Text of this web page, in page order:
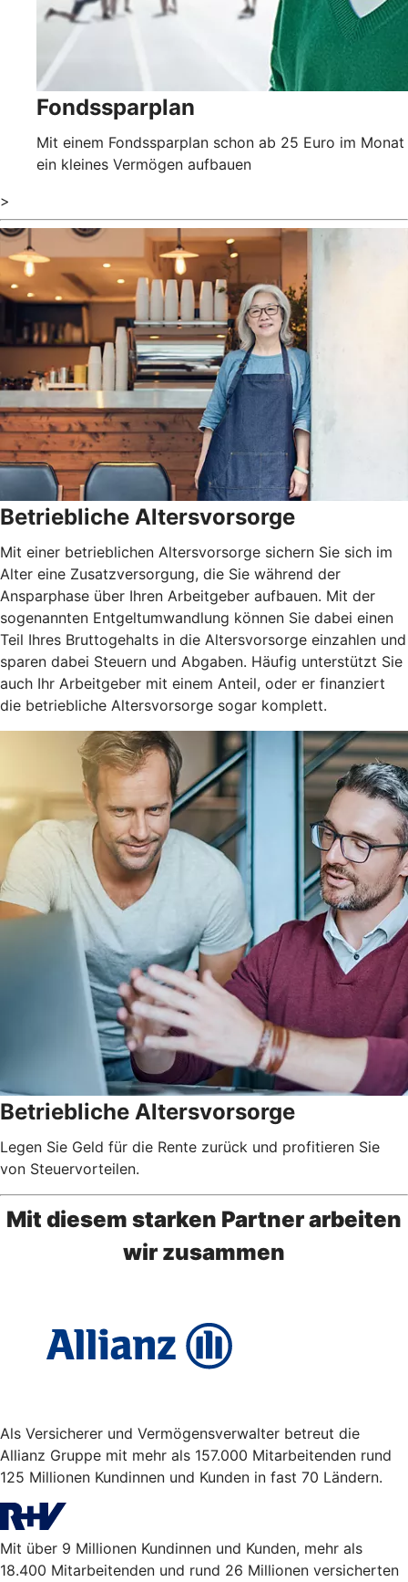
Fondssparplan
Mit einem Fondssparplan schon ab 25 Euro im Monat
ein kleines Vermögen aufbauen
>
Betriebliche Altersvorsorge
Mit einer betrieblichen Altersvorsorge sichern Sie sich im
Alter eine Zusatzversorgung, die Sie während der
Ansparphase über Ihren Arbeitgeber aufbauen. Mit der
sogenannten Entgeltumwandlung können Sie dabei einen
Teil Ihres Bruttogehalts in die Altersvorsorge einzahlen und
sparen dabei Steuern und Abgaben. Häufig unterstützt Sie
auch Ihr Arbeitgeber mit einem Anteil, oder er finanziert
die betriebliche Altersvorsorge sogar komplett.
Betriebliche Altersvorsorge
Legen Sie Geld für die Rente zurück und profitieren Sie
von Steuervorteilen.
Mit diesem starken Partner arbeiten
wir zusammen
Als Versicherer und Vermögensverwalter betreut die
Allianz Gruppe mit mehr als 157.000 Mitarbeitenden rund
125 Millionen Kundinnen und Kunden in fast 70 Ländern.
Mit über 9 Millionen Kundinnen und Kunden, mehr als
18.400 Mitarbeitenden und rund 26 Millionen versicherten